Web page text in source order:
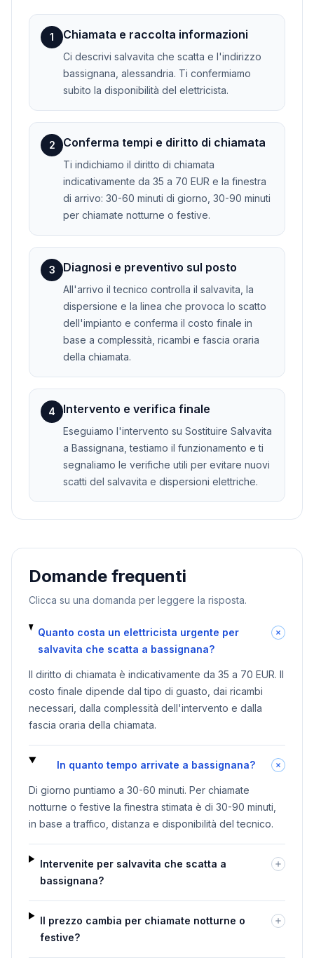
1 Chiamata e raccolta informazioni
Ci descrivi salvavita che scatta e l'indirizzo
bassignana, alessandria. Ti confermiamo
subito la disponibilità del elettricista.
2 Conferma tempi e diritto di chiamata
Ti indichiamo il diritto di chiamata
indicativamente da 35 a 70 EUR e la finestra
di arrivo: 30-60 minuti di giorno, 30-90 minuti
per chiamate notturne o festive.
3 Diagnosi e preventivo sul posto
All'arrivo il tecnico controlla il salvavita, la
dispersione e la linea che provoca lo scatto
dell'impianto e conferma il costo finale in
base a complessità, ricambi e fascia oraria
della chiamata.
4 Intervento e verifica finale
Eseguiamo l'intervento su Sostituire Salvavita
a Bassignana, testiamo il funzionamento e ti
segnaliamo le verifiche utili per evitare nuovi
scatti del salvavita e dispersioni elettriche.
Domande frequenti
Clicca su una domanda per leggere la risposta.
Quanto costa un elettricista urgente per
salvavita che scatta a bassignana?
Il diritto di chiamata è indicativamente da 35 a 70 EUR. Il
costo finale dipende dal tipo di guasto, dai ricambi
necessari, dalla complessità dell'intervento e dalla
fascia oraria della chiamata.
In quanto tempo arrivate a bassignana?
Di giorno puntiamo a 30-60 minuti. Per chiamate
notturne o festive la finestra stimata è di 30-90 minuti,
in base a traffico, distanza e disponibilità del tecnico.
Intervenite per salvavita che scatta a
bassignana?
Il prezzo cambia per chiamate notturne o
festive?